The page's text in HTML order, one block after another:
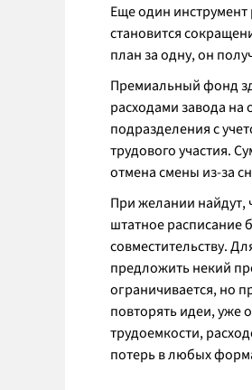
Еще один инструмент
становится
план за одну, он
Премиальный фонд
расходами завода на
подразделения с
трудового участия.
отмена смены из-за
При желании найдут,
штатное расписание
совместительству.
предложить некий
ограничивается, но
повторять идеи, уже
трудоемкости,
потерь в любых